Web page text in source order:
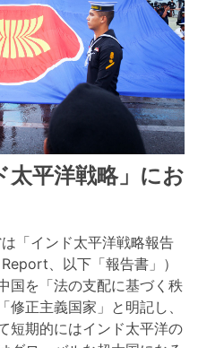
太平洋戦略」にお
「インド太平洋戦略報告
、以下「報告書」）
国を「法の支配に基づく秩
正主義国家」と明記し、
短期的にはインド太平洋の